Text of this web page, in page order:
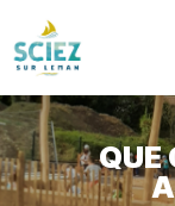
ACCUEIL
QUE